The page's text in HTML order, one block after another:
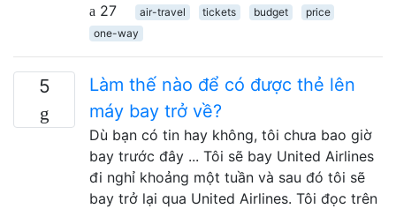
27
air-travel tickets budget
price
one-way
5
Làm thế nào để có được thẻ lên
máy bay trở về?
Dù bạn có tin hay không, tôi chưa bao giờ
bay trước đây ... Tôi sẽ bay United Airlines
đi nghỉ khoảng một tuần và sau đó tôi sẽ
bay trở lại qua United Airlines. Tôi đọc trên